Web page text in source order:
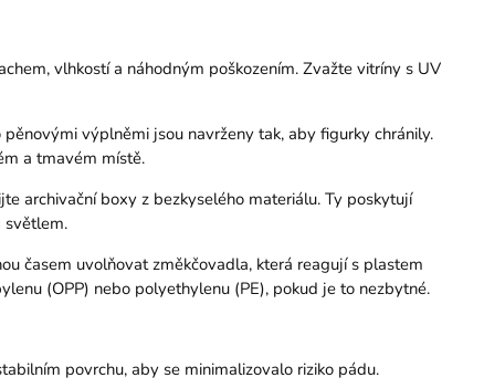
vlhkostí a náhodným poškozením. Zvažte vitríny s UV
výplněmi jsou navrženy tak, aby figurky chránily.
a tmavém místě.
archivační boxy z bezkyselého materiálu. Ty poskytují
světlem.
časem uvolňovat změkčovadla, která reagují s plastem
(OPP) nebo polyethylenu (PE), pokud je to nezbytné.
povrchu, aby se minimalizovalo riziko pádu.